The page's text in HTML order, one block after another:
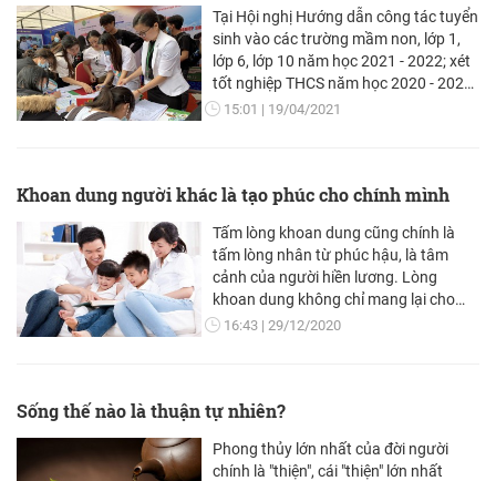
Tại Hội nghị Hướng dẫn công tác tuyển
sinh vào các trường mầm non, lớp 1,
lớp 6, lớp 10 năm học 2021 - 2022; xét
tốt nghiệp THCS năm học 2020 - 2021;
thi tốt nghiệp THPT và tuyển sinh trình
các nội dung, điểm mới về công tác
lãnh đạo Sở phân tích, làm rõ, là căn
cứ để các đơn vị triển khai thực hiện
15:01 19/04/2021
Khoan dung người khác là tạo phúc cho chính mình
Tấm lòng khoan dung cũng chính là
tấm lòng nhân từ phúc hậu, là tâm
cảnh của người hiền lương. Lòng
khoan dung không chỉ mang lại cho
người khác niềm vui, niềm hy vọng mà
16:43 29/12/2020
Sống thế nào là thuận tự nhiên?
Phong thủy lớn nhất của đời người
chính là "thiện", cái "thiện" lớn nhất